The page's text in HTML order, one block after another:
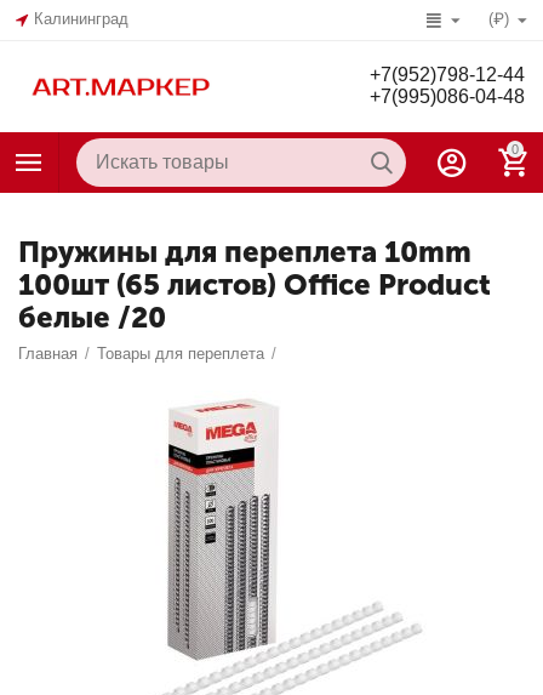
Калининград (₽)
+7(952)798-12-44
+7(995)086-04-48
0
Пружины для переплета 10mm
100шт (65 листов) Office Product
белые /20
Главная / Товары для переплета /